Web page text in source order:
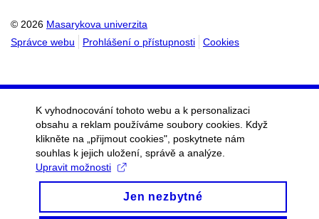
© 2026 Masarykova univerzita
Správce webu
Prohlášení o přístupnosti Cookies
K vyhodnocování tohoto webu a k personalizaci
obsahu a reklam používáme soubory cookies. Když
klikněte na „přijmout cookies", poskytnete nám
souhlas k jejich uložení, správě a analýze.
Upravit možnosti
Jen nezbytné